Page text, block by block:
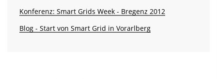
Konferenz: Smart Grids Week - Bregenz 2012
Blog - Start von Smart Grid in Vorarlberg